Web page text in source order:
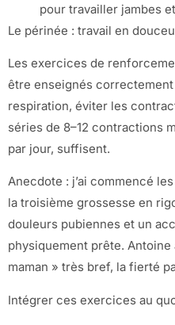
pour travailler jambes
Le périnée : travail en
Les exercices de
être enseignés
respiration, éviter les
séries de 8–12 contractions
par jour, suffisent.
Anecdote : j’ai commencé
la troisième grossesse en
douleurs pubiennes et un
physiquement prête.
maman » très bref, la fierté
Intégrer ces exercices au